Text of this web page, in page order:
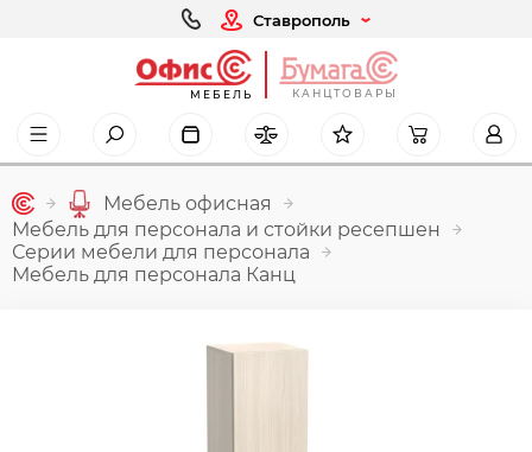
Ставрополь
МЕБЕЛЬ КАНЦТОВАРЫ
Мебель офисная
Мебель для персонала и стойки ресепшен
Серии мебели для персонала
Мебель для персонала Канц